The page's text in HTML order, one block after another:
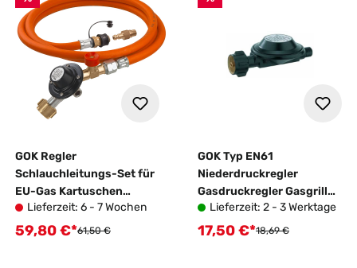
GOK Regler
Schlauchleitungs-Set für
EU-Gas Kartuschen
Geräte 120 cm
Lieferzeit: 6 - 7 Wochen
Verkaufspreis:
59,80 €*Regulärer Preis:
61,50 €
GOK Typ EN61
Niederdruckregler
Gasdruckregler Gasgrill
50 mbar
Lieferzeit: 2 - 3 Werktage
Verkaufspreis:
17,50 €*Regulärer Preis:
18,69 €